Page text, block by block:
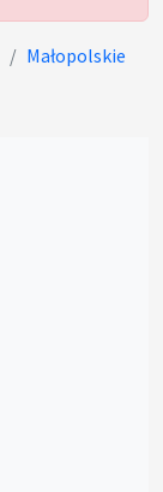
Małopolskie